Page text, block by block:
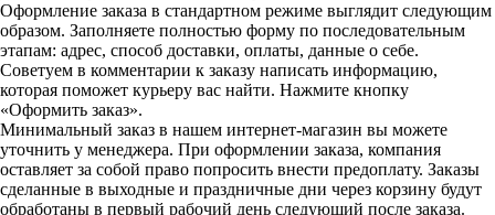
Оформление заказа в стандартном режиме выглядит следующим
образом. Заполняете полностью форму по последовательным
этапам: адрес, способ доставки, оплаты, данные о себе.
Советуем в комментарии к заказу написать информацию,
которая поможет курьеру вас найти. Нажмите кнопку
«Оформить заказ».
Минимальный заказ в нашем интернет-магазин вы можете
уточнить у менеджера. При оформлении заказа, компания
оставляет за собой право попросить внести предоплату. Заказы
сделанные в выходные и праздничные дни через корзину будут
обработаны в первый рабочий день следующий после заказа.